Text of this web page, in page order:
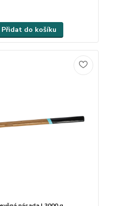
Přidat do košíku